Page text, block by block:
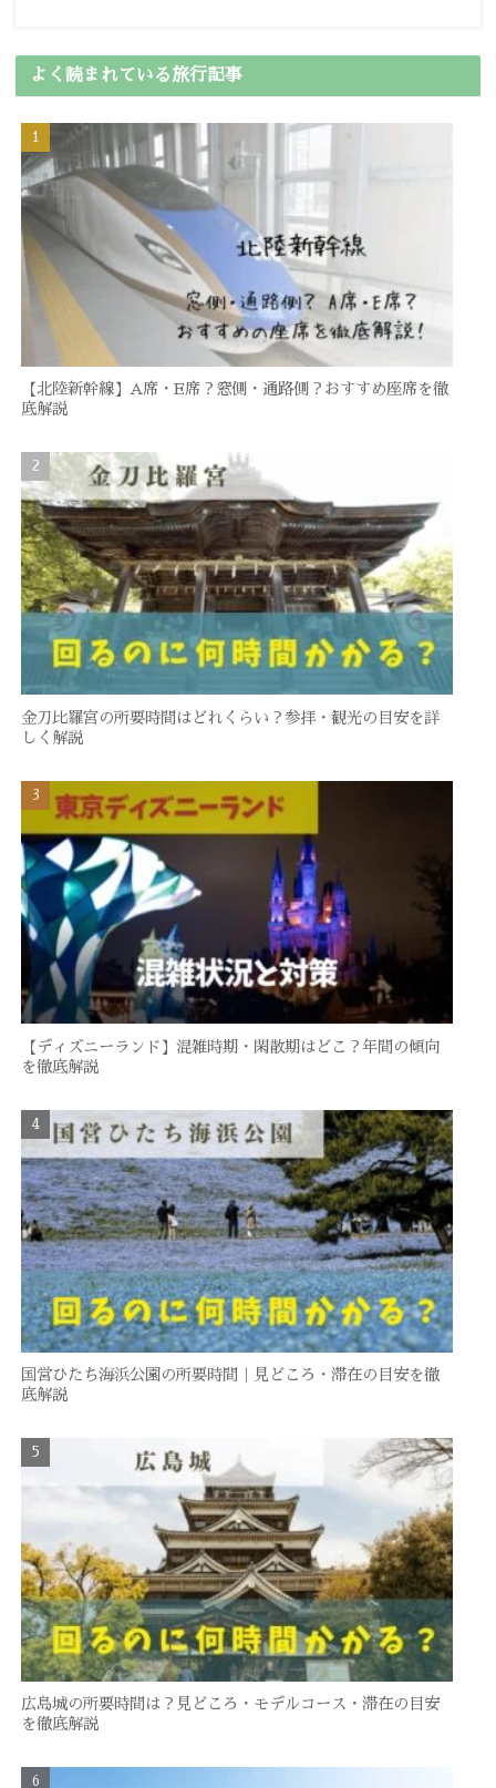
よく読まれている旅行記事
【北陸新幹線】A席・E席？窓側・通路側？おすすめ座席を徹
底解説
金刀比羅宮の所要時間はどれくらい？参拝・観光の目安を詳
しく解説
【ディズニーランド】混雑時期・閑散期はどこ？年間の傾向
を徹底解説
国営ひたち海浜公園の所要時間｜見どころ・滞在の目安を徹
底解説
広島城の所要時間は？見どころ・モデルコース・滞在の目安
を徹底解説